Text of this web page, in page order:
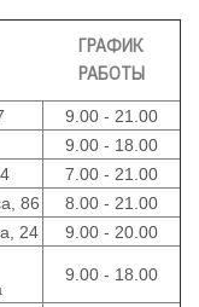
ГРАФИК
РАБОТЫ
9.00 - 21.00
9.00 - 18.00
7.00 - 21.00
86
8.00 - 21.00
24 9.00 - 20.00
9.00 - 18.00